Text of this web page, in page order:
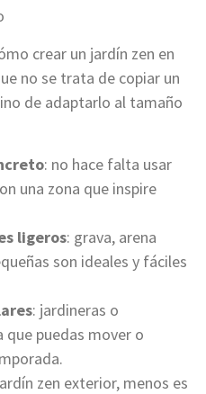
crear un jardín zen en
no se trata de copiar un
de adaptarlo al tamaño
: no hace falta usar
una zona que inspire
ligeros: grava, arena
son ideales y fáciles
: jardineras o
puedas mover o
zen exterior, menos es